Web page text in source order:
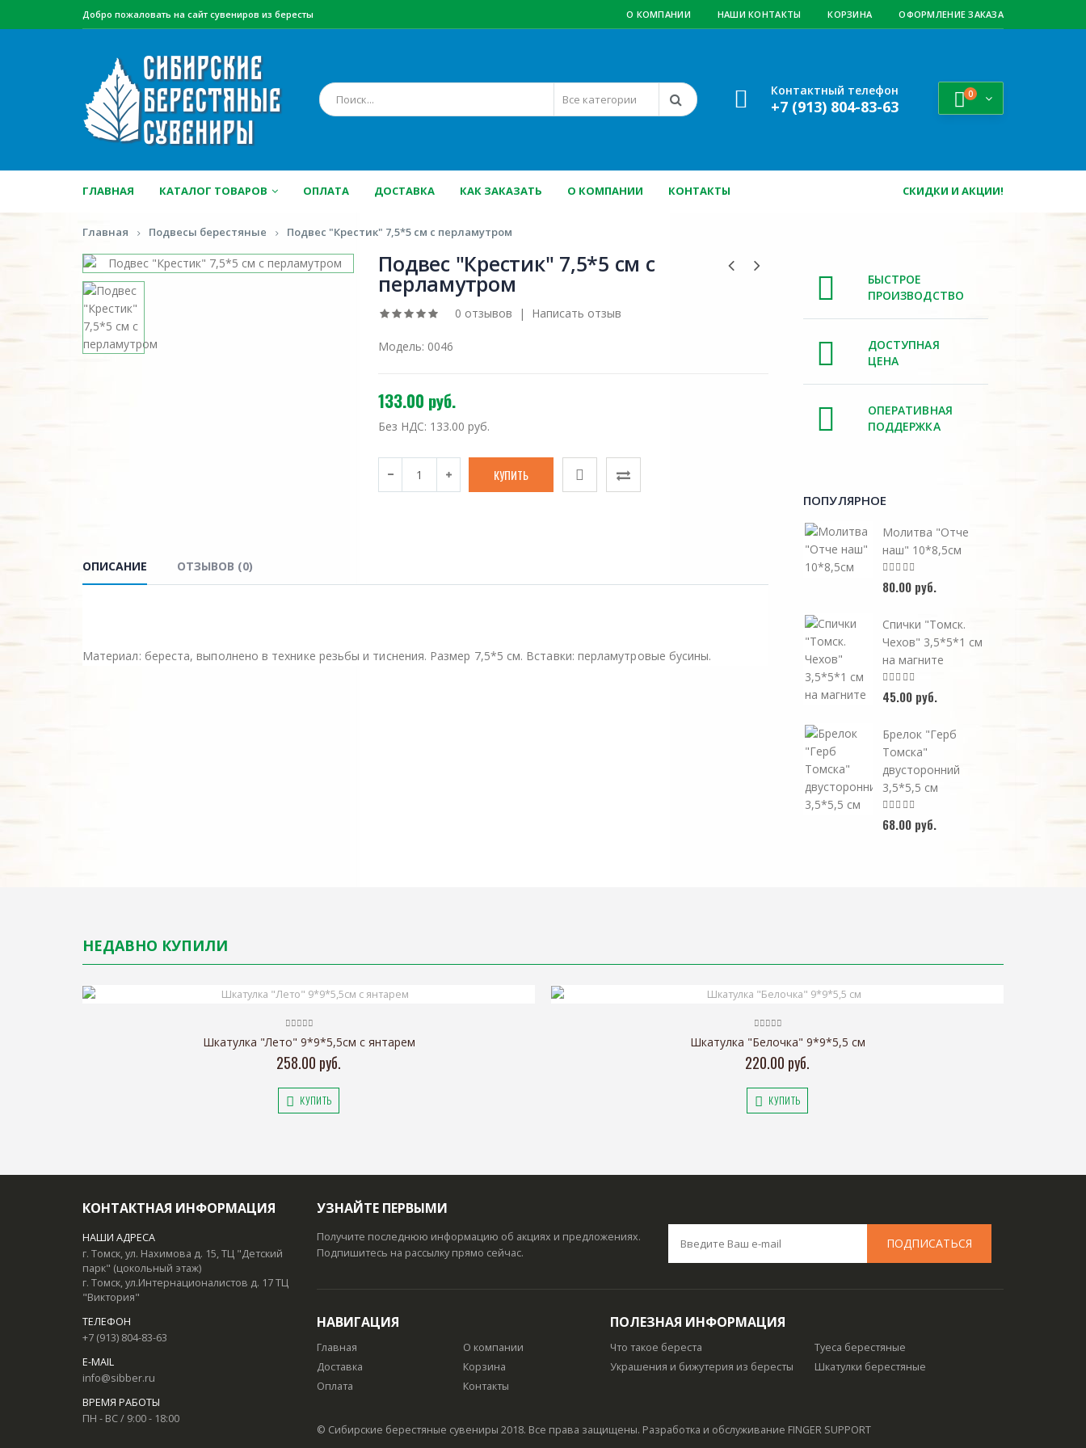
Добро пожаловать на сайт сувениров из бересты О КОМПАНИИ НАШИ КОНТАКТЫ КОРЗИНА ОФОРМЛЕНИЕ ЗАКАЗА
Контактный телефон
+7 (913) 804-83-63
0
ГЛАВНАЯ КАТАЛОГ ТОВАРОВ ОПЛАТА ДОСТАВКА КАК ЗАКАЗАТЬ О КОМПАНИИ КОНТАКТЫ СКИДКИ И АКЦИИ!
Главная Подвесы берестяные Подвес "Крестик" 7,5*5 см с перламутром
Подвес "Крестик" 7,5*5 см с
перламутром
0 отзывов | Написать отзыв
Модель: 0046
133.00 руб.
Без НДС: 133.00 руб.
ОПИСАНИЕ ОТЗЫВОВ (0)
Материал: береста, выполнено в технике резьбы и тиснения. Размер 7,5*5 см. Вставки: перламутровые бусины.
БЫСТРОЕ
ПРОИЗВОДСТВО
ДОСТУПНАЯ
ЦЕНА
ОПЕРАТИВНАЯ
ПОДДЕРЖКА
ПОПУЛЯРНОЕ
Молитва "Отче
наш" 10*8,5см
80.00 руб.
Спички "Томск.
Чехов" 3,5*5*1 см
на магните
45.00 руб.
Брелок "Герб
Томска"
двусторонний
3,5*5,5 см
68.00 руб.
НЕДАВНО КУПИЛИ
Шкатулка "Лето" 9*9*5,5см с янтарем
258.00 руб.
КУПИТЬ
Шкатулка "Белочка" 9*9*5,5 см
220.00 руб.
КУПИТЬ
КОНТАКТНАЯ ИНФОРМАЦИЯ
НАШИ АДРЕСА
г. Томск, ул. Нахимова д. 15, ТЦ "Детский
парк" (цокольный этаж)
г. Томск, ул.Интернационалистов д. 17 ТЦ
"Виктория"
ТЕЛЕФОН
+7 (913) 804-83-63
E-MAIL
info@sibber.ru
ВРЕМЯ РАБОТЫ
ПН - ВС / 9:00 - 18:00
УЗНАЙТЕ ПЕРВЫМИ
Получите последнюю информацию об акциях и предложениях.
Подпишитесь на рассылку прямо сейчас.
НАВИГАЦИЯ
Главная
Доставка
Оплата
О компании
Корзина
Контакты
ПОЛЕЗНАЯ ИНФОРМАЦИЯ
Что такое береста
Украшения и бижутерия из бересты
Туеса берестяные
Шкатулки берестяные
© Сибирские берестяные сувениры 2018. Все права защищены. Разработка и обслуживание FINGER SUPPORT